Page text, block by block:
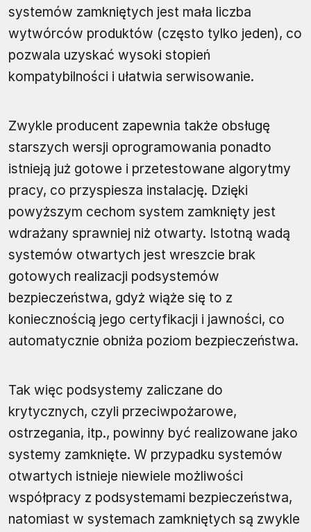
systemów zamkniętych jest mała liczba
wytwórców produktów (często tylko jeden), co
pozwala uzyskać wysoki stopień
kompatybilności i ułatwia serwisowanie.
Zwykle producent zapewnia także obsługę
starszych wersji oprogramowania ponadto
istnieją już gotowe i przetestowane algorytmy
pracy, co przyspiesza instalację. Dzięki
powyższym cechom system zamknięty jest
wdrażany sprawniej niż otwarty. Istotną wadą
systemów otwartych jest wreszcie brak
gotowych realizacji podsystemów
bezpieczeństwa, gdyż wiąże się to z
koniecznością jego certyfikacji i jawności, co
automatycznie obniża poziom bezpieczeństwa.
Tak więc podsystemy zaliczane do
krytycznych, czyli przeciwpożarowe,
ostrzegania, itp., powinny być realizowane jako
systemy zamknięte. W przypadku systemów
otwartych istnieje niewiele możliwości
współpracy z podsystemami bezpieczeństwa,
natomiast w systemach zamkniętych są zwykle